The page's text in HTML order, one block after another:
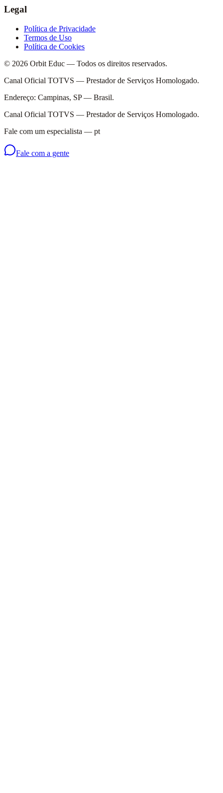
Legal
Política de Privacidade
Termos de Uso
Política de Cookies
© 2026 Orbit Educ — Todos os direitos reservados.
Canal Oficial TOTVS — Prestador de Serviços Homologado.
Endereço: Campinas, SP — Brasil.
Canal Oficial TOTVS — Prestador de Serviços Homologado.
Fale com um especialista — pt
Fale com a gente